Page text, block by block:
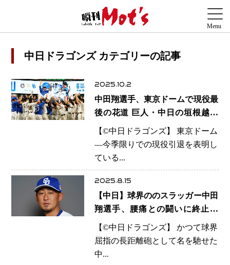
中日ドラゴンズ カテゴリーの記事
2025.10.2
中田翔選手、東京ドームで現役最
後の花道 巨人・中日の垣根越え
ての胴上げにスタンド沸く
【©️中日ドラゴンズ】 東京ドーム
―今季限りでの現役引退を表明し
ている...
2025.8.15
【中日】球界ののスラッガー中田
翔選手、腰痛との闘いに終止符
満足なスイング叶わず…通算309
本塁打の豪打が静かに幕
【©️中日ドラゴンズ】 かつて球界
屈指の長距離砲として名を馳せた
中...